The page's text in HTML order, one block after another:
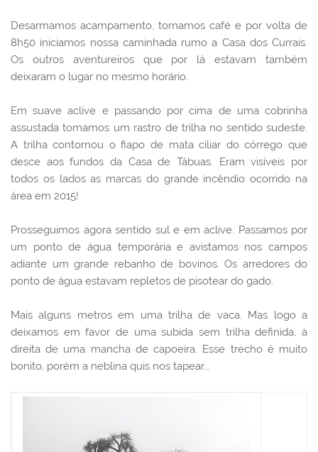
Desarmamos acampamento, tomamos café e por volta de
8h50 iniciamos nossa caminhada rumo a Casa dos Currais.
Os outros aventureiros que por lá estavam também
deixaram o lugar no mesmo horário.
Em suave aclive e passando por cima de uma cobrinha
assustada tomamos um rastro de trilha no sentido sudeste.
A trilha contornou o fiapo de mata ciliar do córrego que
desce aos fundos da Casa de Tábuas. Eram visíveis por
todos os lados as marcas do grande incêndio ocorrido na
área em 2015!
Prosseguimos agora sentido sul e em aclive. Passamos por
um ponto de água temporária e avistamos nos campos
adiante um grande rebanho de bovinos. Os arredores do
ponto de água estavam repletos de pisotear do gado.
Mais alguns metros em uma trilha de vaca. Mas logo a
deixamos em favor de uma subida sem trilha definida, à
direita de uma mancha de capoeira. Esse trecho é muito
bonito, porém a neblina quis nos tapear...